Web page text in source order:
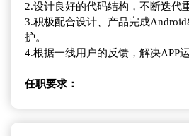
2.设计良好的代码结构，不断迭代
3.积极配合设计、产品完成
护。
4.根据一线用户的反馈，解决APP
任职要求：